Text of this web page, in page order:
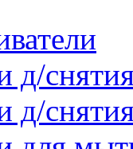
д/